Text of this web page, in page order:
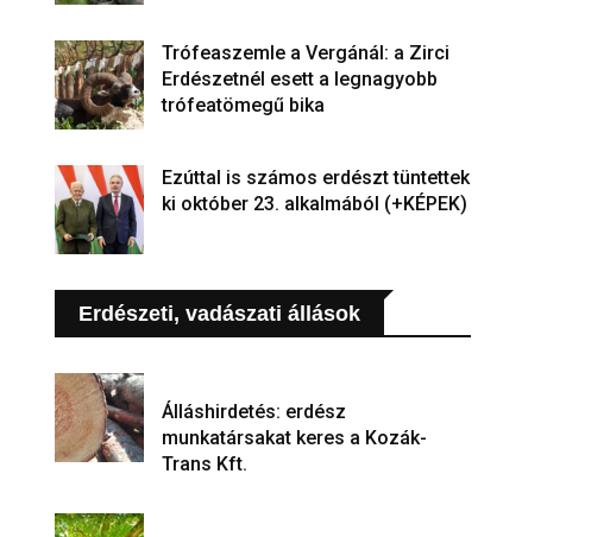
Trófeaszemle a Vergánál: a Zirci
Erdészetnél esett a legnagyobb
trófeatömegű bika
Ezúttal is számos erdészt tüntettek
ki október 23. alkalmából (+KÉPEK)
Erdészeti, vadászati állások
Álláshirdetés: erdész
munkatársakat keres a Kozák-
Trans Kft.